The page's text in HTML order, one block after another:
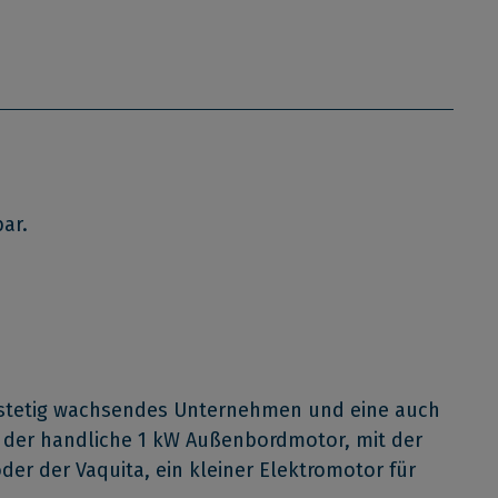
wachsendes Unternehmen und eine auch
handliche 1 kW Außenbordmotor, mit der
der Vaquita, ein kleiner Elektromotor für